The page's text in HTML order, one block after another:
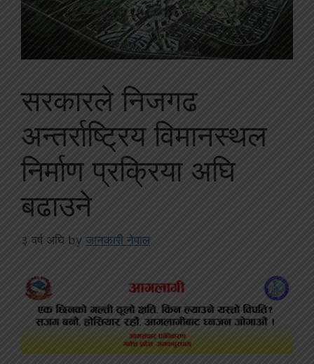
सरकारले निजगढ
अन्तर्राष्ट्रिय विमानस्थल
निर्माण प्रक्रिया अघि
बढाउने
३ वर्ष अघि by जानकारी नेपाल